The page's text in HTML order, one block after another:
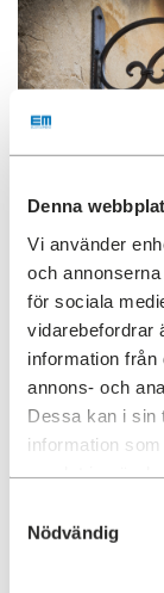
Denna
Vi använder
och
för sociala
vidarebefordrar
information från
annons- och
Dessa kan i sin
information
Nödvändig
Viktigt att veta
Skyltning till
och bekostas